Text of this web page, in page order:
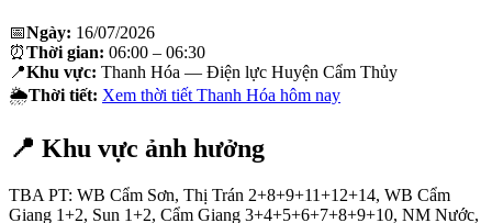
📅Ngày: 16/07/2026
⏰Thời gian: 06:00 – 06:30
📍Khu vực: Thanh Hóa — Điện lực Huyện Cẩm Thủy
🌦Thời tiết: Xem thời tiết Thanh Hóa hôm nay
📍 Khu vực ảnh hưởng
TBA PT: WB Cẩm Sơn, Thị Trán 2+8+9+11+12+14, WB Cẩm
Giang 1+2, Sun 1+2, Cẩm Giang 3+4+5+6+7+8+9+10, NM Nước,